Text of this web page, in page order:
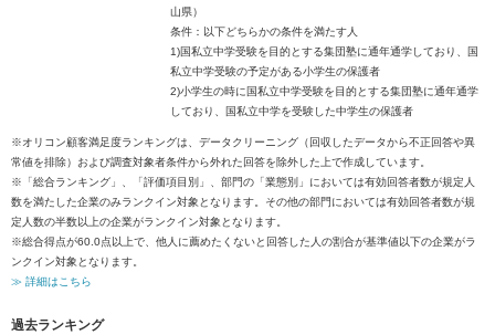
山県）
条件：以下どちらかの条件を満たす人
1)国私立中学受験を目的とする集団塾に通年通学しており、国
私立中学受験の予定がある小学生の保護者
2)小学生の時に国私立中学受験を目的とする集団塾に通年通学
しており、国私立中学を受験した中学生の保護者
※オリコン顧客満足度ランキングは、データクリーニング（回収したデータから不正回答や異
常値を排除）および調査対象者条件から外れた回答を除外した上で作成しています。
※「総合ランキング」、「評価項目別」、部門の「業態別」においては有効回答者数が規定人
数を満たした企業のみランクイン対象となります。その他の部門においては有効回答者数が規
定人数の半数以上の企業がランクイン対象となります。
※総合得点が60.0点以上で、他人に薦めたくないと回答した人の割合が基準値以下の企業がラ
ンクイン対象となります。
≫ 詳細はこちら
過去ランキング